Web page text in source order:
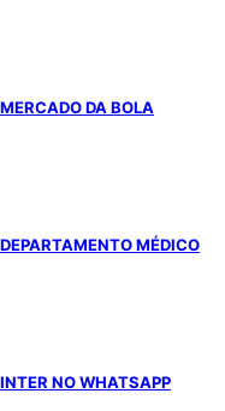
MERCADO DA BOLA
DEPARTAMENTO MÉDICO
INTER NO WHATSAPP